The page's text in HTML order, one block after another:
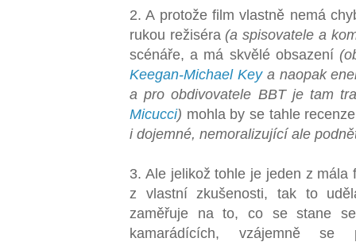
2. A protože film vlastně nemá
rukou režiséra (a spisovatele a
scénáře, a má skvělé obsazení
Keegan-Michael Keya naopak
a pro obdivovatele BBT je tam
Micucci) mohla by se tahle
i dojemné, nemoralizující ale
3. Ale jelikož tohle je jeden z
z vlastní zkušenosti, tak to
zaměřuje na to, co se stane
kamarádících, vzájemně